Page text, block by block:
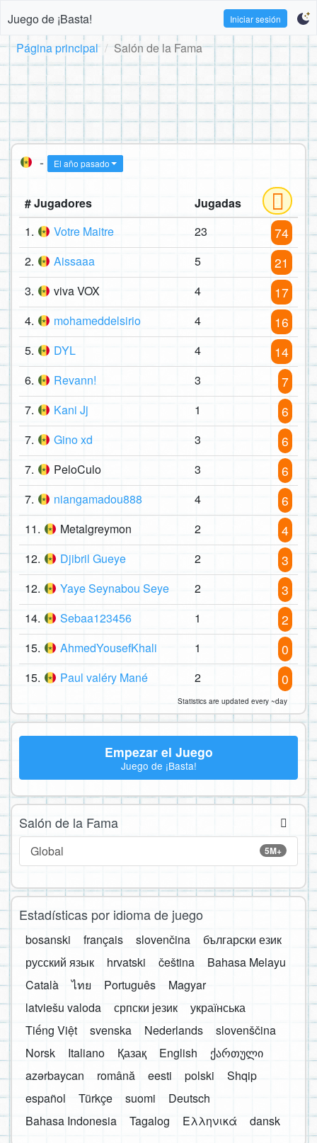
Juego de ¡Basta! Iniciar sesión
Página principal Salón de la Fama
- El año pasado
# Jugadores
Jugadas
1.
Votre Maitre 23 74
2. Aissaaa 5 21
3. viva VOX 4 17
4. mohameddelsirio 4 16
5. DYL 4 14
6. Revann! 3 7
7. Kani Jj 1 6
7. Gino xd 3 6
7. PeloCulo 3 6
7. niangamadou888 4 6
11. Metalgreymon 2 4
12. Djibril Gueye 2 3
12. Yaye Seynabou Seye 2 3
14. Sebaa123456 1 2
15. AhmedYousefKhali 1 0
15. Paul valéry Mané 2 0
Statistics are updated every ~day
Empezar el Juego
Juego de ¡Basta!
Salón de la Fama
5M+
Global
Estadísticas por idioma de juego
bosanski français slovenčina
български език
русский язык
hrvatski čeština
Bahasa Melayu
Català
ไทย Português
Magyar
latviešu valoda
српски језик
українська
Tiếng Việt
svenska Nederlands
slovenščina
Norsk
Italiano Қазақ English
ქართული
azərbaycan
română eesti polski
Shqip
español
Türkçe suomi
Deutsch
Bahasa Indonesia
Tagalog Ελληνικά dansk